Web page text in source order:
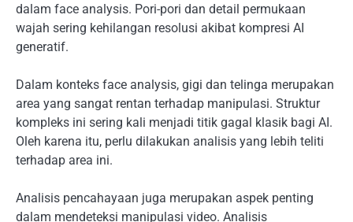
dalam face analysis. Pori-pori dan detail permukaan
wajah sering kehilangan resolusi akibat kompresi AI
generatif.
Dalam konteks face analysis, gigi dan telinga merupakan
area yang sangat rentan terhadap manipulasi. Struktur
kompleks ini sering kali menjadi titik gagal klasik bagi AI.
Oleh karena itu, perlu dilakukan analisis yang lebih teliti
terhadap area ini.
Analisis pencahayaan juga merupakan aspek penting
dalam mendeteksi manipulasi video. Analisis